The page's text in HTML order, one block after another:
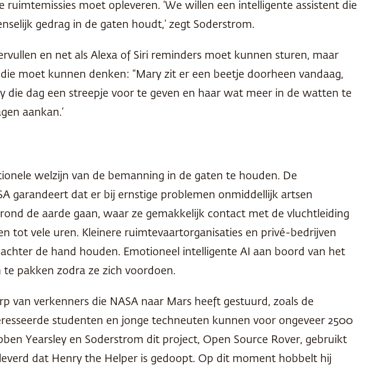
moet opleveren. ‘We willen een intelligente assistent die
gedrag in de gaten houdt,’ zegt Soderstrom.
en net als Alexa of Siri reminders moet kunnen sturen, maar
moet kunnen denken: “Mary zit er een beetje doorheen vandaag,
die dag een streepje voor te geven en haar wat meer in de watten te
aankan.’
welzijn van de bemanning in de gaten te houden. De
garandeert dat er bij ernstige problemen onmiddellijk artsen
de aarde gaan, waar ze gemakkelijk contact met de vluchtleiding
tot vele uren. Kleinere ruimtevaartorganisaties en privé-bedrijven
de hand houden. Emotioneel intelligente AI aan boord van het
pakken zodra ze zich voordoen.
van verkenners die NASA naar Mars heeft gestuurd, zoals de
studenten en jonge techneuten kunnen voor ongeveer 2500
Yearsley en Soderstrom dit project, Open Source Rover, gebruikt
dat Henry the Helper is gedoopt. Op dit moment hobbelt hij